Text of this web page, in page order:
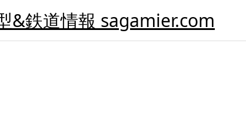
&鉄道情報 sagamier.com